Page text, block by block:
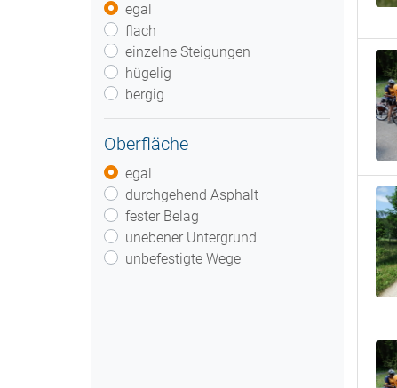
egal
flach
einzelne Steigungen
hügelig
bergig
Oberfläche
egal
durchgehend Asphalt
fester Belag
unebener Untergrund
unbefestigte Wege